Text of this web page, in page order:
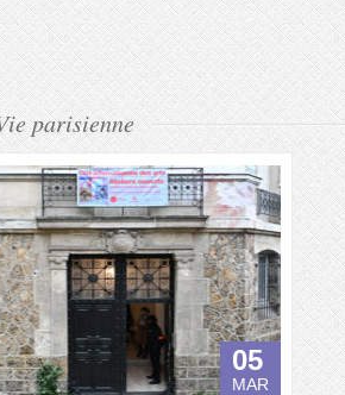
parisienne
05
MAR